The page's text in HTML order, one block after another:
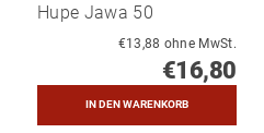
Hupe Jawa 50
€13,88 ohne MwSt.
€16,80